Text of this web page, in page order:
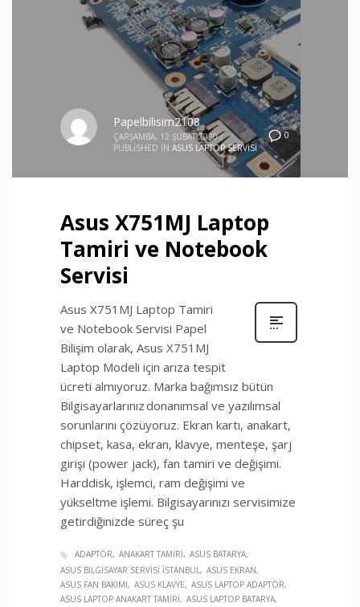
0
Papelbilisim2108
ÇARŞAMBA, 12 ŞUBAT 2020 /
PUBLISHED IN ASUS LAPTOP SERVISI
Asus X751MJ Laptop
Tamiri ve Notebook
Servisi
Asus X751MJ Laptop Tamiri
ve Notebook Servisi Papel
Bilişim olarak, Asus X751MJ
Laptop Modeli için arıza tespit
ücreti almıyoruz. Marka bağımsız bütün
Bilgisayarlarınız donanımsal ve yazılımsal
sorunlarını çözüyoruz. Ekran kartı, anakart,
chipset, kasa, ekran, klavye, menteşe, şarj
girişi (power jack), fan tamiri ve değişimi.
Harddisk, işlemci, ram değişimi ve
yükseltme işlemi. Bilgisayarınızı servisimize
getirdiğinizde süreç şu
ADAPTÖR ANAKART TAMIRI
ASUS BATARYA
ASUS BILGISAYAR SERVISI İSTANBUL ASUS EKRAN
ASUS FAN BAKIMI
ASUS KLAVYE
ASUS LAPTOP ADAPTÖR
ASUS LAPTOP ANAKART TAMIRI
ASUS LAPTOP BATARYA